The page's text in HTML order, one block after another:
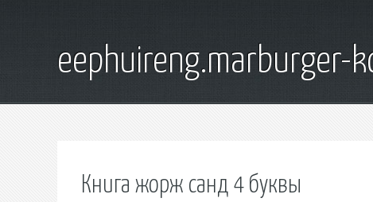
eephuireng.marburger-
Книга жорж санд 4 буквы